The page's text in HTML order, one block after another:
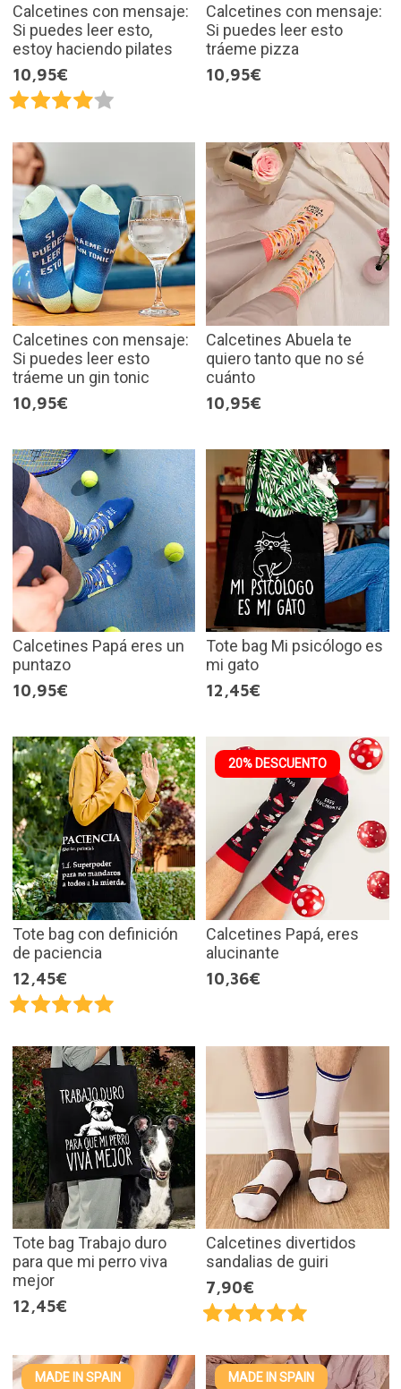
Calcetines con mensaje:
Si puedes leer esto,
estoy haciendo pilates
10,95€
Calcetines con mensaje:
Si puedes leer esto
tráeme pizza
10,95€
Calcetines con mensaje:
Si puedes leer esto
tráeme un gin tonic
10,95€
Calcetines Abuela te
quiero tanto que no sé
cuánto
10,95€
Calcetines Papá eres un
puntazo
10,95€
Tote bag Mi psicólogo es
mi gato
12,45€
Tote bag con definición
de paciencia
12,45€
20% DESCUENTO
Calcetines Papá, eres
alucinante
10,36€
Tote bag Trabajo duro
para que mi perro viva
mejor
12,45€
Calcetines divertidos
sandalias de guiri
7,90€
MADE IN SPAIN MADE IN SPAIN